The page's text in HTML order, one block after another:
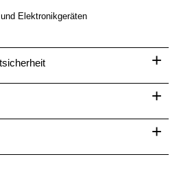
Elektronikgeräten
+
+
+